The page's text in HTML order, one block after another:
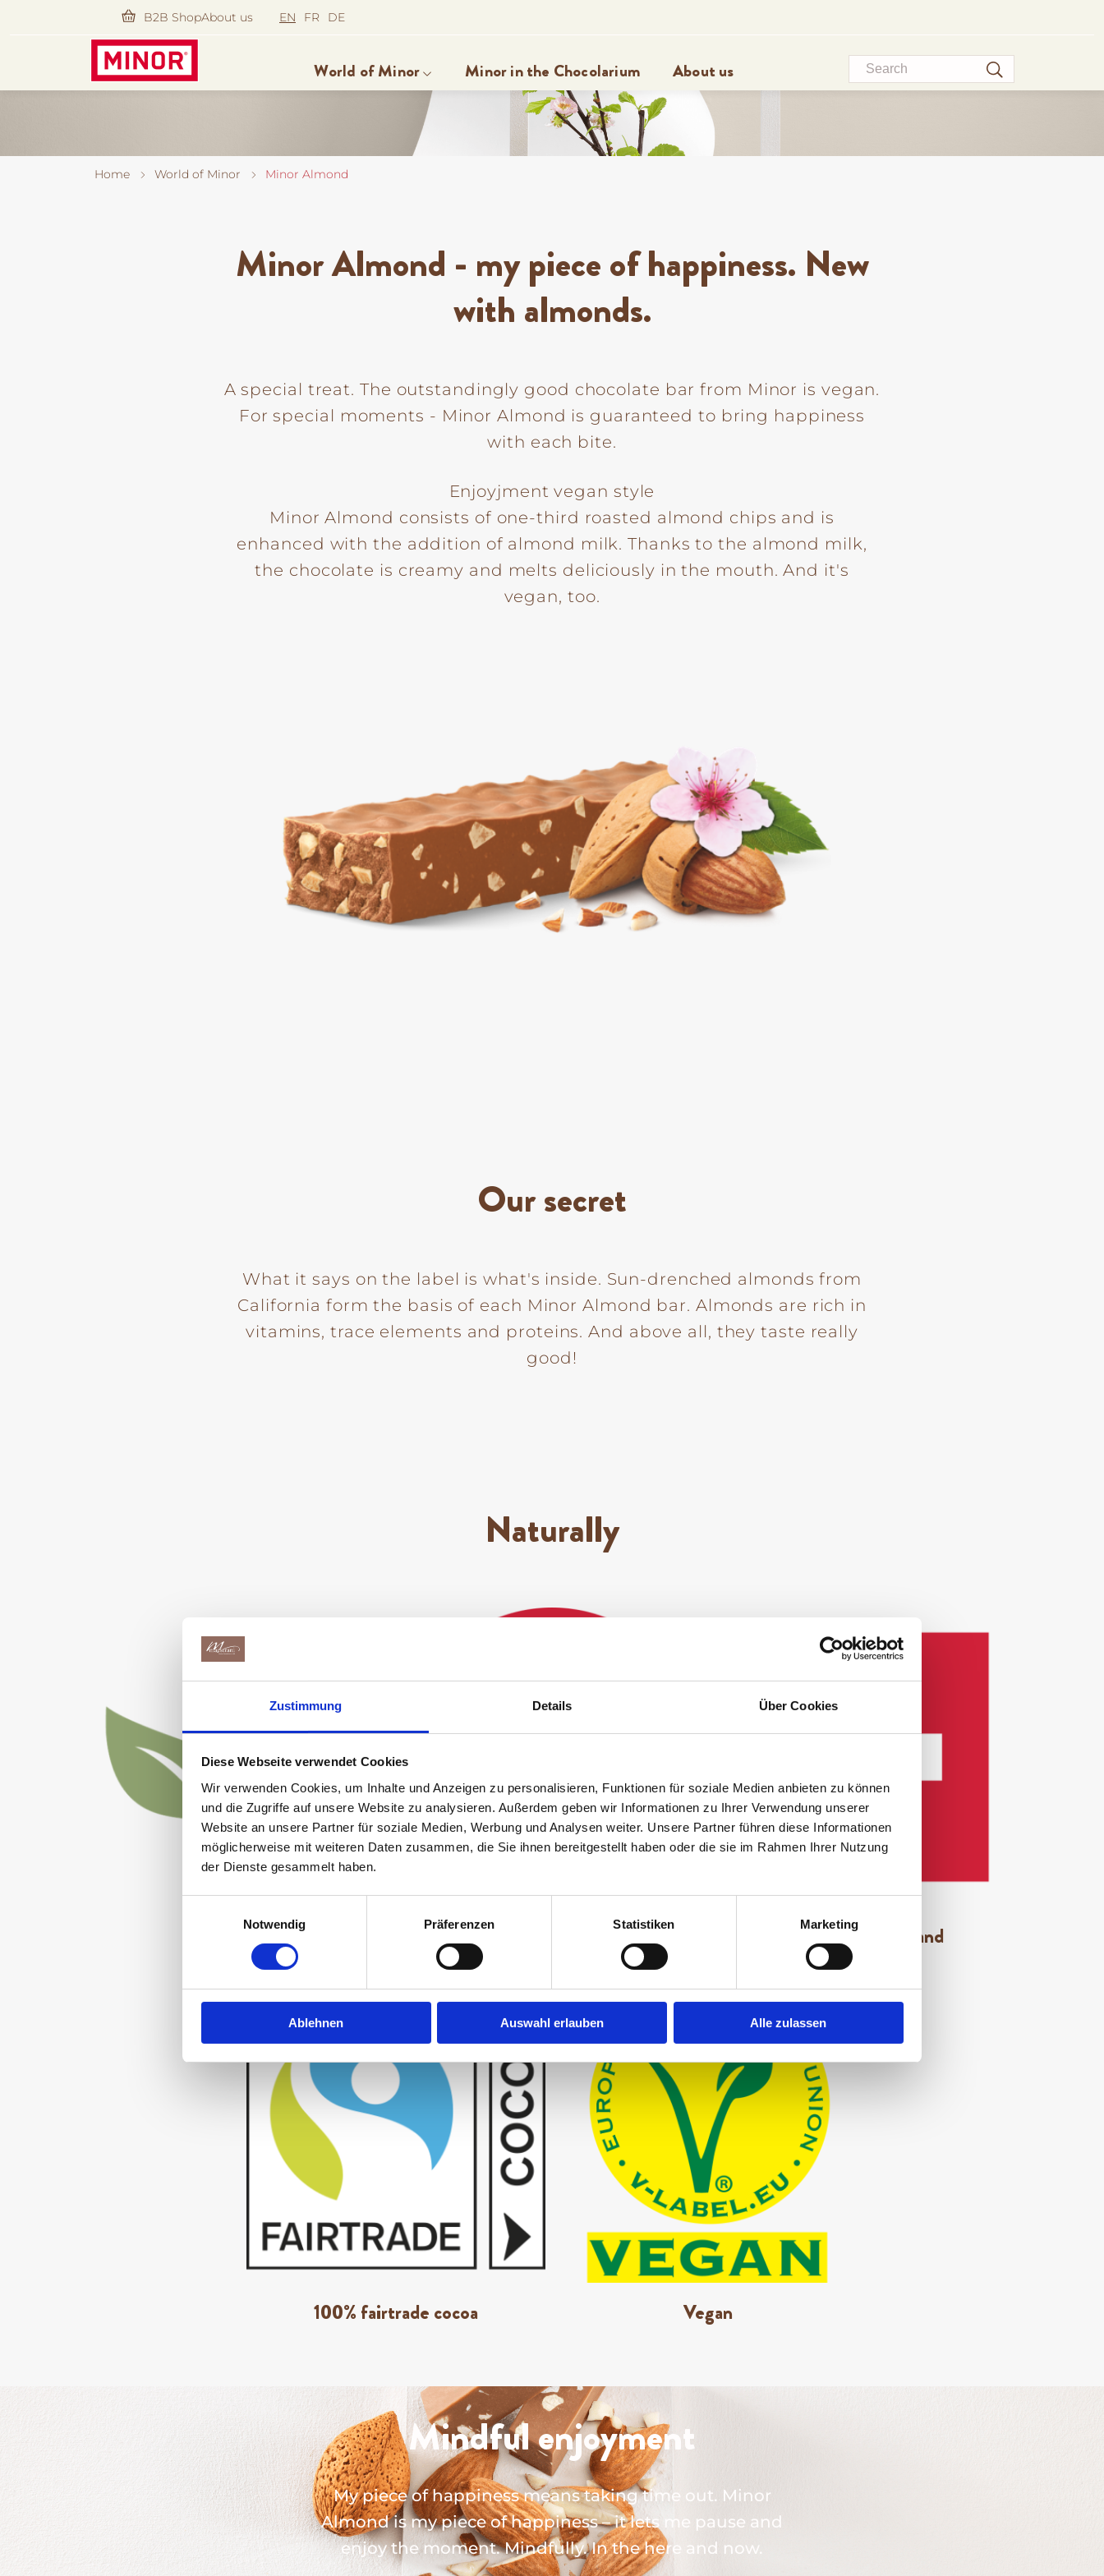
Zustimmung Details Über Cookies
Diese Webseite verwendet Cookies
Wir verwenden Cookies, um Inhalte und Anzeigen zu personalisieren, Funktionen für soziale Medien anbieten zu können
und die Zugriffe auf unsere Website zu analysieren. Außerdem geben wir Informationen zu Ihrer Verwendung unserer
Website an unsere Partner für soziale Medien, Werbung und Analysen weiter. Unsere Partner führen diese Informationen
möglicherweise mit weiteren Daten zusammen, die Sie ihnen bereitgestellt haben oder die sie im Rahmen Ihrer Nutzung
der Dienste gesammelt haben.
Notwendig
Präferenzen Statistiken Marketing
Ablehnen Auswahl erlauben Alle zulassen
About us
B2B Shop EN FR DE
Minor
World of Minor Minor in the Chocolarium About us Search
Home World of Minor Minor Almond
Minor Almond - my piece of happiness. New
with almonds.
A special treat. The outstandingly good chocolate bar from Minor is vegan.
For special moments - Minor Almond is guaranteed to bring happiness
with each bite.
Enjoyjment vegan style
Minor Almond consists of one-third roasted almond chips and is
enhanced with the addition of almond milk. Thanks to the almond milk,
the chocolate is creamy and melts deliciously in the mouth. And it's
vegan, too.
Our secret
What it says on the label is what's inside. Sun-drenched almonds from
California form the basis of each Minor Almond bar. Almonds are rich in
vitamins, trace elements and proteins. And above all, they taste really
good!
Naturally
100% natural Made in Switzerland
100% fairtrade cocoa Vegan
Mindful enjoyment
My piece of happiness means taking time out. Minor
Almond is my piece of happiness – it lets me pause and
enjoy the moment. Mindfully. In the here and now.